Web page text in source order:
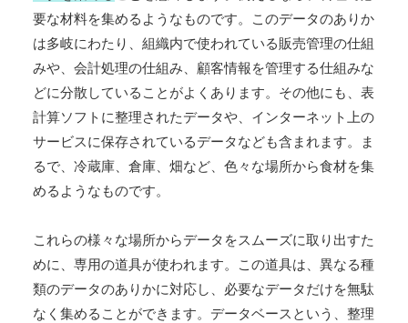
要な材料を集めるようなものです。このデータのありか
は多岐にわたり、組織内で使われている販売管理の仕組
みや、会計処理の仕組み、顧客情報を管理する仕組みな
どに分散していることがよくあります。その他にも、表
計算ソフトに整理されたデータや、インターネット上の
サービスに保存されているデータなども含まれます。ま
るで、冷蔵庫、倉庫、畑など、色々な場所から食材を集
めるようなものです。
これらの様々な場所からデータをスムーズに取り出すた
めに、専用の道具が使われます。この道具は、異なる種
類のデータのありかに対応し、必要なデータだけを無駄
なく集めることができます。データベースという、整理